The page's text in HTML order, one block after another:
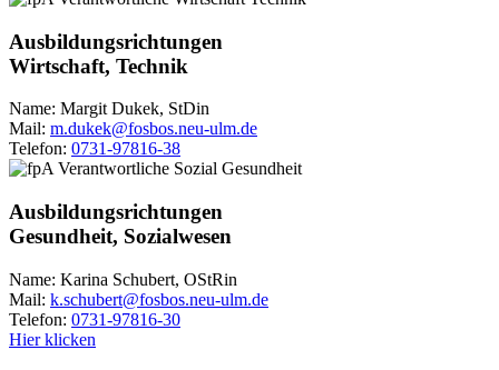
Ausbildungsrichtungen
Wirtschaft, Technik
Name: Margit Dukek, StDin
Mail: m.dukek@fosbos.neu-ulm.de
Telefon: 0731-97816-38
Ausbildungsrichtungen
Gesundheit, Sozialwesen
Name: Karina Schubert, OStRin
Mail: k.schubert@fosbos.neu-ulm.de
Telefon: 0731-97816-30
Hier klicken